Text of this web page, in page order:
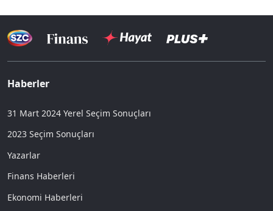
Haberler
31 Mart 2024 Yerel Seçim Sonuçları
2023 Seçim Sonuçları
Yazarlar
Finans Haberleri
Ekonomi Haberleri